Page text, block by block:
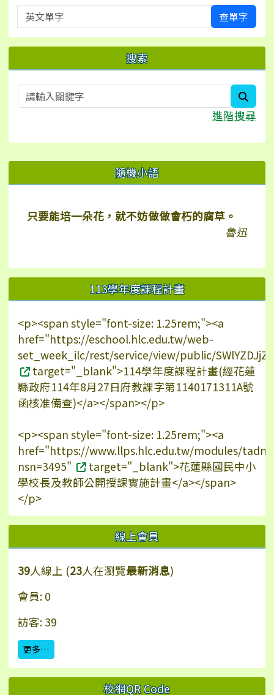
英文單字 查單字
搜索
進階搜尋
右邊區域內容 隨機小語
只要能培一朵花，就不妨做做會朽的腐草。
魯迅
113學年度課程計畫
<p><span style="font-size: 1.25rem;"><a
href="https://eschool.hlc.edu.tw/web-
set_week_ilc/rest/service/view/public/
target="_blank">114學年度課程計畫(經花蓮
縣政府114年8月27日府教課字第1140171311A號
函核准備查)</a></span></p>
<p><span style="font-size: 1.25rem;"><a
href="https://www.llps.hlc.edu.tw/modules/
nsn=3495"
target="_blank">花蓮縣國民中小
學校長及教師公開授課實施計畫</a></span>
</p>
線上會員
39人線上 (23人在瀏覽最新消息)
會員: 0
訪客: 39
更多…
校網QR Code